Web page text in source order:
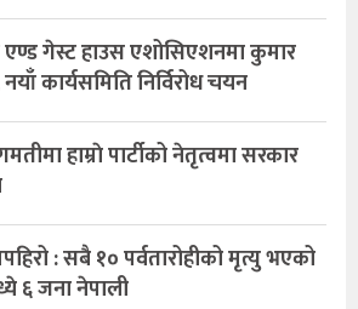
गेस्ट हाउस एशोसिएशनमा कुमार
कार्यसमिति निर्विरोध चयन
हाम्राे पार्टीको नेतृत्वमा सरकार
: सबै १० पर्वतारोहीको मृत्यु भएको
६ जना नेपाली